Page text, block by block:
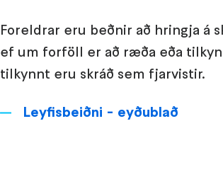
Foreldrar eru beðnir að hringja á
ef um forföll er að ræða eða
tilkynnt eru skráð sem fjarvistir.
Leyfisbeiðni - eyðublað